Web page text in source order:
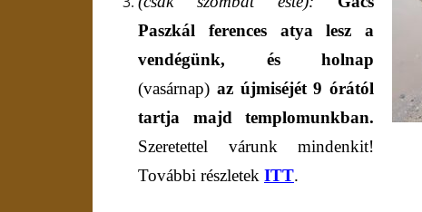
Paszkál ferences atya lesz a
vendégünk, és holnap
(vasárnap) az újmiséjét9 órától
tartja majd templomunkban.
Szeretettel várunk mindenkit!
További részletek ITT.